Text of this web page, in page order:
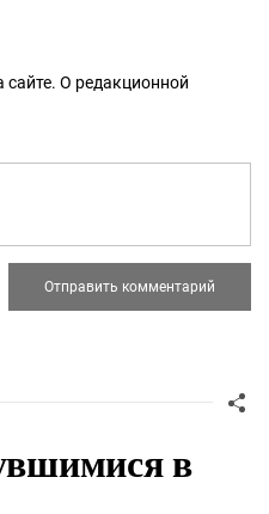
сайте. О редакционной
в